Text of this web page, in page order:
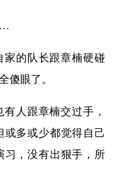
的队长跟章楠硬碰
傻眼了。
人跟章楠交过手，
多或少都觉得自己
习，没有出狠手，所